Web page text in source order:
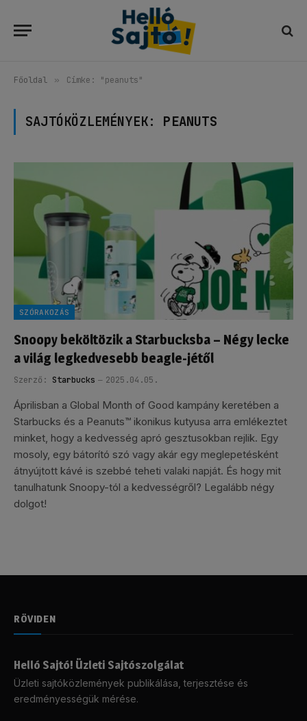
Főoldal » Címke: "peanuts"
SAJTÓKÖZLEMÉNYEK: PEANUTS
SZÓRAKOZÁS
Snoopy beköltözik a Starbucksba – Négy lecke
a világ legkedvesebb beagle-jétől
Szerző: Starbucks 2025.04.05.
Áprilisban a Global Month of Good kampány keretében a
Starbucks és a Peanuts™ ikonikus kutyusa arra emlékeztet
minket, hogy a kedvesség apró gesztusokban rejlik. Egy
mosoly, egy bátorító szó vagy akár egy meglepetésként
átnyújtott kávé is szebbé teheti valaki napját. És hogy mit
tanulhatunk Snoopy-tól a kedvességről? Legalább négy
dolgot!
RÖVIDEN
Helló Sajtó! Üzleti Sajtószolgálat
Üzleti sajtóközlemények publikálása, terjesztése és
eredményességük mérése.